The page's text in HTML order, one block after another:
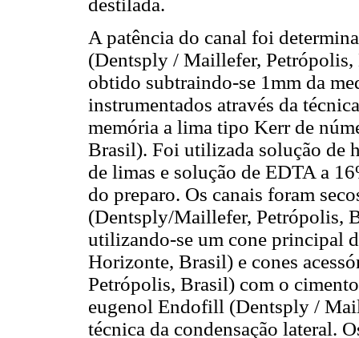
destilada.
A patência do canal foi
(Dentsply / Maillefer,
obtido subtraindo-se 1mm da
instrumentados através da
memória a lima tipo Kerr de
Brasil). Foi utilizada solução de
de limas e solução de EDTA a
do preparo. Os canais foram
(Dentsply/Maillefer, Petrópolis,
utilizando-se um cone principal
Horizonte, Brasil) e cones
Petrópolis, Brasil) com o
eugenol Endofill (Dentsply /
técnica da condensação lateral.